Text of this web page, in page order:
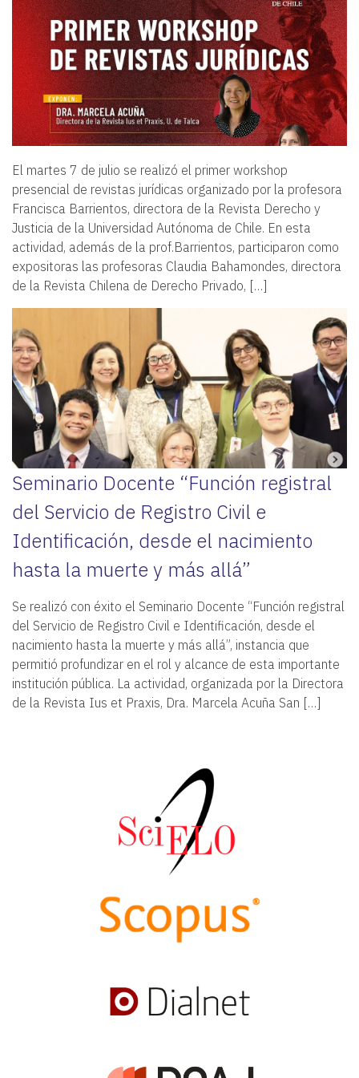
El martes 7 de julio se realizó el primer workshop
presencial de revistas jurídicas organizado por la profesora
Francisca Barrientos, directora de la Revista Derecho y
Justicia de la Universidad Autónoma de Chile. En esta
actividad, además de la prof.Barrientos, participaron como
expositoras las profesoras Claudia Bahamondes, directora
de la Revista Chilena de Derecho Privado, […]
Seminario Docente “Función registral
del Servicio de Registro Civil e
Identificación, desde el nacimiento
hasta la muerte y más allá”
Se realizó con éxito el Seminario Docente “Función registral
del Servicio de Registro Civil e Identificación, desde el
nacimiento hasta la muerte y más allá”, instancia que
permitió profundizar en el rol y alcance de esta importante
institución pública. La actividad, organizada por la Directora
de la Revista Ius et Praxis, Dra. Marcela Acuña San […]